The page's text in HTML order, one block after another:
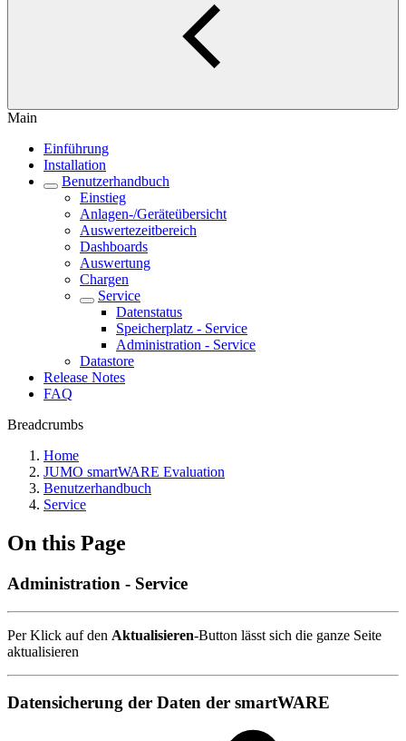
Main
Einführung
Installation
Benutzerhandbuch
Einstieg
Anlagen-/Geräteübersicht
Auswertezeitbereich
Dashboards
Auswertung
Chargen
Service
Datenstatus
Speicherplatz - Service
Administration - Service
Datastore
Release Notes
FAQ
Breadcrumbs
Home
JUMO smartWARE Evaluation
Benutzerhandbuch
Service
On this Page
Administration - Service
Per Klick auf den Aktualisieren-Button lässt sich die ganze Seite
aktualisieren
Datensicherung der Daten der smartWARE